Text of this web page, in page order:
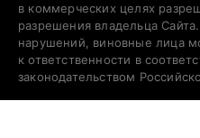
в коммерческих целях
разрешения владельца
нарушений, виновные лица
к ответственности в
законодательством